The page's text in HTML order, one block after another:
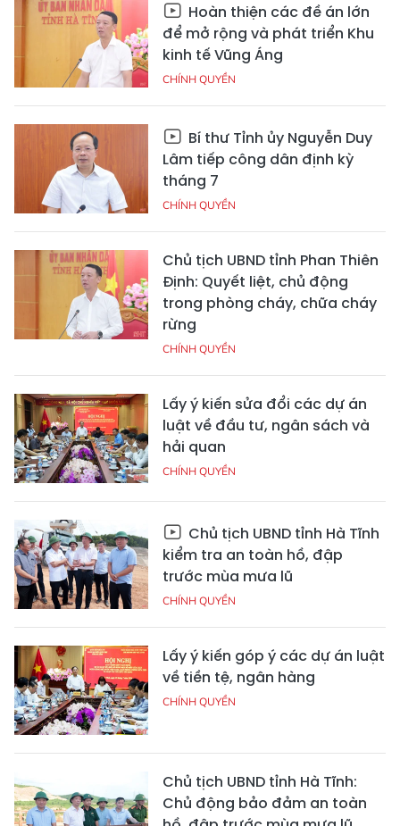
Hoàn thiện các đề án lớn
để mở rộng và phát triển Khu
kinh tế Vũng Áng
CHÍNH QUYỀN
Bí thư Tỉnh ủy Nguyễn Duy
Lâm tiếp công dân định kỳ
tháng 7
CHÍNH QUYỀN
Chủ tịch UBND tỉnh Phan Thiên
Định: Quyết liệt, chủ động
trong phòng cháy, chữa cháy
rừng
CHÍNH QUYỀN
Lấy ý kiến sửa đổi các dự án
luật về đầu tư, ngân sách và
hải quan
CHÍNH QUYỀN
Chủ tịch UBND tỉnh Hà Tĩnh
kiểm tra an toàn hồ, đập
trước mùa mưa lũ
CHÍNH QUYỀN
Lấy ý kiến góp ý các dự án luật
về tiền tệ, ngân hàng
CHÍNH QUYỀN
Chủ tịch UBND tỉnh Hà Tĩnh:
Chủ động bảo đảm an toàn